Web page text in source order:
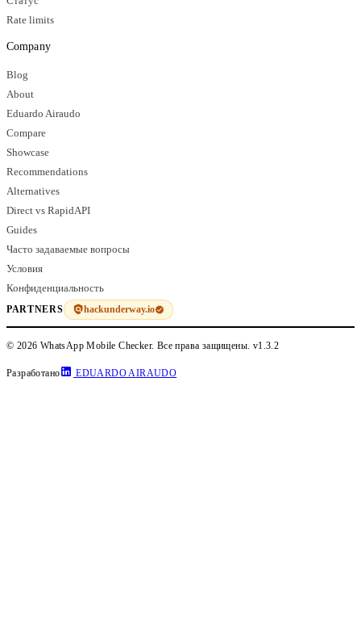
Rate limits
Company
Blog
About
Eduardo Airaudo
Compare
Showcase
Recommendations
Alternatives
Direct vs RapidAPI
Guides
Часто задаваемые вопросы
Условия
Конфиденциальность
PARTNERS hackunderway.io
© 2026 WhatsApp Mobile Checker. Все права защищены. v1.3.2
Разработано EDUARDO AIRAUDO